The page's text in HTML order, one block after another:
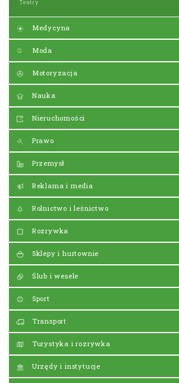
Teatry
Medycyna
Moda
Motoryzacja
Nauka
Nieruchomości
Prawo
Przemysł
Reklama i media
Rolnictwo i leśnictwo
Rozrywka
Sklepy i hurtownie
Ślub i wesele
Sport
Transport
Turystyka i rozrywka
Urzędy i instytucje